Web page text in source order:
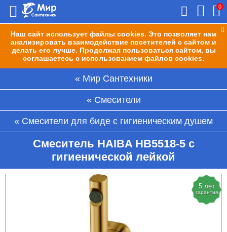
Наш сайт использует файлы cookies. Это позволяет нам
анализировать взаимодействие посетителей с сайтом и
делать его лучше. Продолжая пользоваться сайтом, вы
соглашаетесь с использованием файлов cookies.
0
Мир Сантехники
Смесители
Смесители для биде с гигиеническим душем
Смеситель HAIBA HB5518-5 c
гигиенической лейкой
5 лет
гарантия